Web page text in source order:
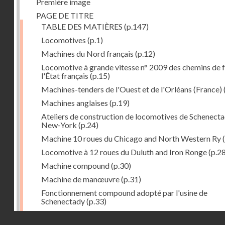
PAGE DE TITRE
TABLE DES MATIÈRES (p.147)
Locomotives (p.1)
Machines du Nord français (p.12)
Locomotive à grande vitesse n° 2009 des chemins de
l'État français (p.15)
Machines-tenders de l'Ouest et de l'Orléans (France)
Machines anglaises (p.19)
Ateliers de construction de locomotives de
New-York (p.24)
Machine 10 roues du Chicago and North Western Ry
Locomotive à 12 roues du Duluth and Iron Ronge
Machine compound(p.30)
Machine de manœuvre(p.31)
Fonctionnement compound adopté par l'usine de
Schenectady(p.33)